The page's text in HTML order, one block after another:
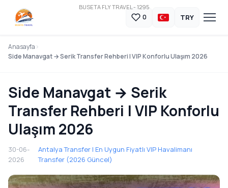
BUSETA FLY TRAVEL - 1295
0 TRY
Anasayfa
Side Manavgat → Serik Transfer Rehberi | VIP Konforlu Ulaşım 2026
Side Manavgat → Serik
Transfer Rehberi | VIP Konforlu
Ulaşım 2026
30-06-
2026
Antalya Transfer | En Uygun Fiyatlı VIP Havalimanı
Transfer (2026 Güncel)